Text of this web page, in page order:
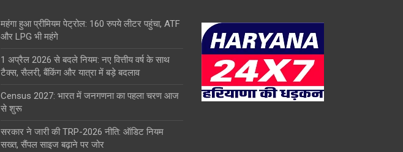
महंगा हुआ प्रीमियम पेट्रोल: 160 रुपये लीटर पहुंचा, ATF
और LPG भी महंगे
1 अप्रैल 2026 से बदले नियम: नए वित्तीय वर्ष के साथ
टैक्स, सैलरी, बैंकिंग और यात्रा में बड़े बदलाव
Census 2027: भारत में जनगणना का पहला चरण आज
से शुरू
सरकार ने जारी की TRP-2026 नीति: ऑडिट नियम
सख्त, सैंपल साइज बढ़ाने पर जोर